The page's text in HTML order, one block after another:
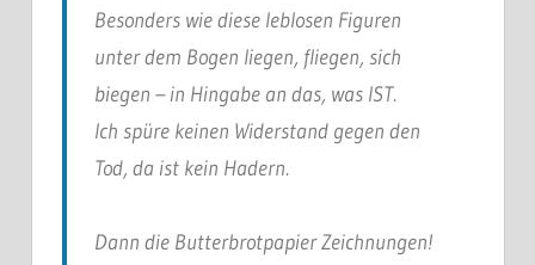
Besonders wie diese leblosen Figuren
unter dem Bogen liegen, fliegen, sich
biegen – in Hingabe an das, was IST.
Ich spüre keinen Widerstand gegen den
Tod, da ist kein Hadern.
Dann die Butterbrotpapier Zeichnungen!